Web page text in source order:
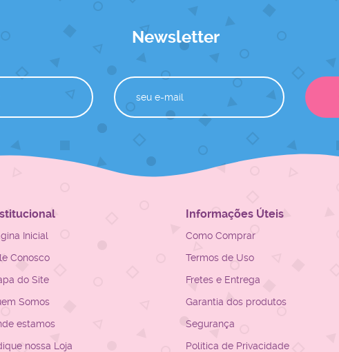
Newsletter
Inicial
Conosco
do Site
Somos
estamos
nossa Loja
Informações Úteis
Como Comprar
Termos de Uso
Fretes e Entrega
Garantia dos produtos
Segurança
Política de Privacidade